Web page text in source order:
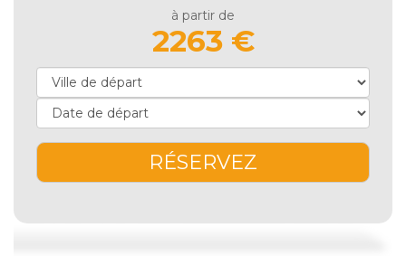
à partir de
2263 €
RÉSERVEZ